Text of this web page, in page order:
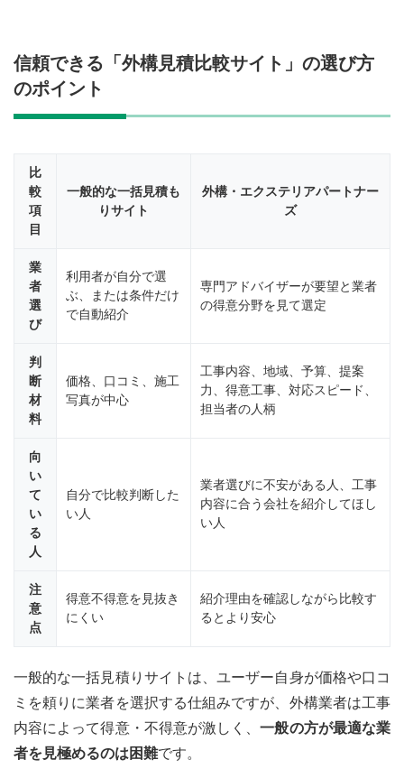
信頼できる「外構見積比較サイト」の選び方
のポイント
比
較
項
目
一般的な一括見積も
りサイト
外構・エクステリアパートナー
ズ
業
者
選
び
利用者が自分で選
ぶ、または条件だけ
で自動紹介
専門アドバイザーが要望と業者
の得意分野を見て選定
判
断
材
料
価格、口コミ、施工
写真が中心
工事内容、地域、予算、提案
力、得意工事、対応スピード、
担当者の人柄
向
い
て
い
る
人
自分で比較判断した
い人
業者選びに不安がある人、工事
内容に合う会社を紹介してほし
い人
注
意
点
得意不得意を見抜き
にくい
紹介理由を確認しながら比較す
るとより安心
一般的な一括見積りサイトは、ユーザー自身が価格や口コ
ミを頼りに業者を選択する仕組みですが、外構業者は工事
内容によって得意・不得意が激しく、一般の方が最適な業
者を見極めるのは困難です。